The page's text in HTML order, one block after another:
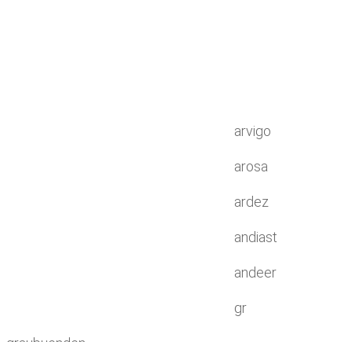
arvigo
arosa
ardez
andiast
andeer
gr